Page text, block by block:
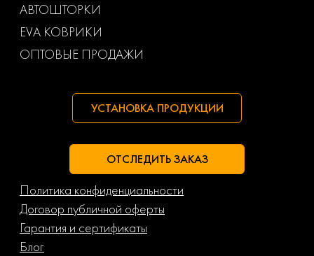
Маз
АВТОШТОРКИ
EVA КОВРИКИ
ОПТОВЫЕ ПРОДАЖИ
УСТАНОВКА ПРОДУКЦИИ
ОТСЛЕДИТЬ ЗАКАЗ
Политика конфиденциальности
Договор публичной оферты
Гарантия и сертификаты
Блог